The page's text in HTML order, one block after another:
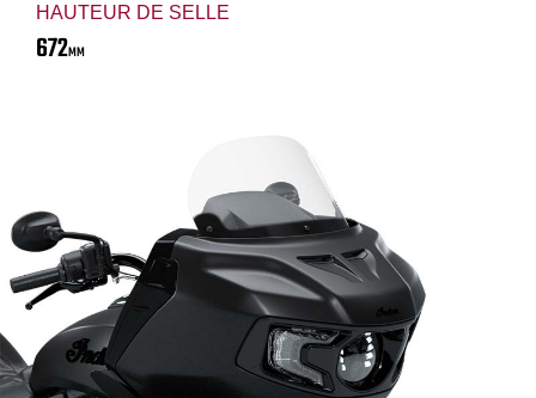
HAUTEUR DE SELLE
672MM